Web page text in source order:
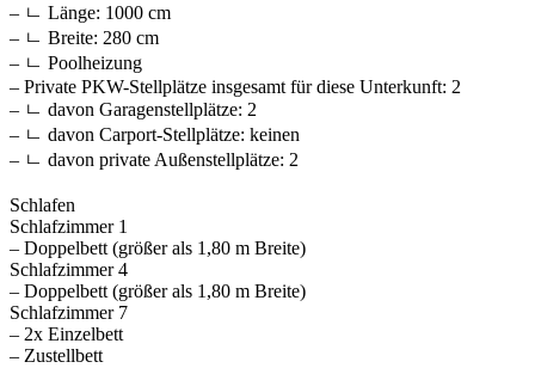
– ㄴ Länge: 1000 cm
– ㄴ Breite: 280 cm
– ㄴ Poolheizung
– Private PKW-Stellplätze insgesamt für diese Unterkunft: 2
– ㄴ davon Garagenstellplätze: 2
– ㄴ davon Carport-Stellplätze: keinen
– ㄴ davon private Außen­stellplätze: 2
Schlafen
Schlafzimmer 1
– Doppelbett (größer als 1,80 m Breite)
Schlafzimmer 4
– Doppelbett (größer als 1,80 m Breite)
Schlafzimmer 7
– 2x Einzelbett
– Zustellbett